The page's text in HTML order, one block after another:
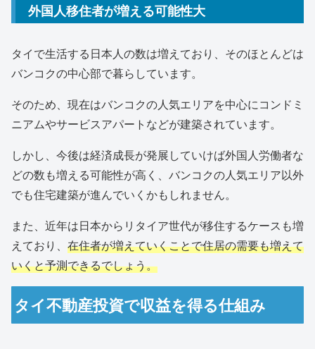
外国人移住者が増える可能性大
タイで生活する日本人の数は増えており、そのほとんどは
バンコクの中心部で暮らしています。
そのため、現在はバンコクの人気エリアを中心にコンドミ
ニアムやサービスアパートなどが建築されています。
しかし、今後は経済成長が発展していけば外国人労働者な
どの数も増える可能性が高く、バンコクの人気エリア以外
でも住宅建築が進んでいくかもしれません。
また、近年は日本からリタイア世代が移住するケースも増
えており、 在住者が増えていくことで住居の需要も増えて
いくと予測できるでしょう。
タイ不動産投資で収益を得る仕組み